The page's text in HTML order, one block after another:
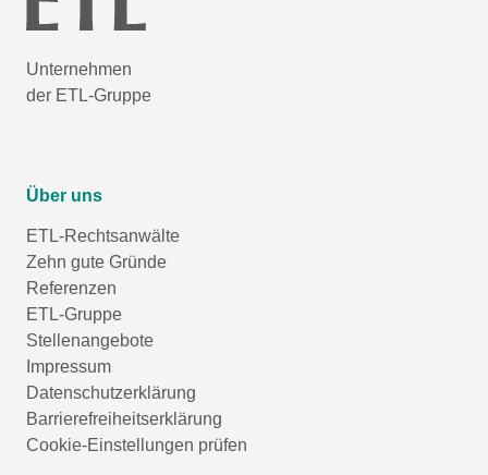
Unternehmen
der ETL-Gruppe
Über uns
ETL-Rechtsanwälte
Zehn gute Gründe
Referenzen
ETL-Gruppe
Stellenangebote
Impressum
Datenschutzerklärung
Barrierefreiheitserklärung
Cookie-Einstellungen prüfen